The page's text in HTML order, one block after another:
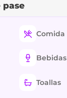
pase
Comida
Bebidas
Toallas